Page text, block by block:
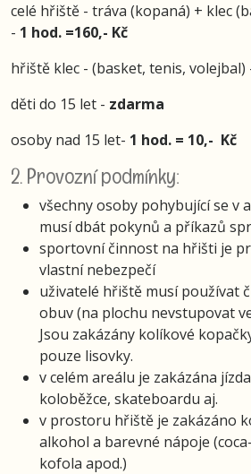
celé hřiště - tráva (kopaná) + klec
- 1 hod. =160,- Kč
hřiště klec - (basket, tenis, volejbal)
děti do 15 let - zdarma
osoby nad 15 let- 1 hod. = 10,- Kč
2. Provozní podmínky:
všechny osoby pohybující se v
musí dbát pokynů a příkazů
sportovní činnost na hřišti je
vlastní nebezpečí
uživatelé hřiště musí používat
obuv (na plochu nevstupovat
Jsou zakázány kolíkové
pouze lisovky.
v celém areálu je zakázána
koloběžce, skateboardu aj.
v prostoru hřiště je zakázáno
alkohol a barevné nápoje
kofola apod.)